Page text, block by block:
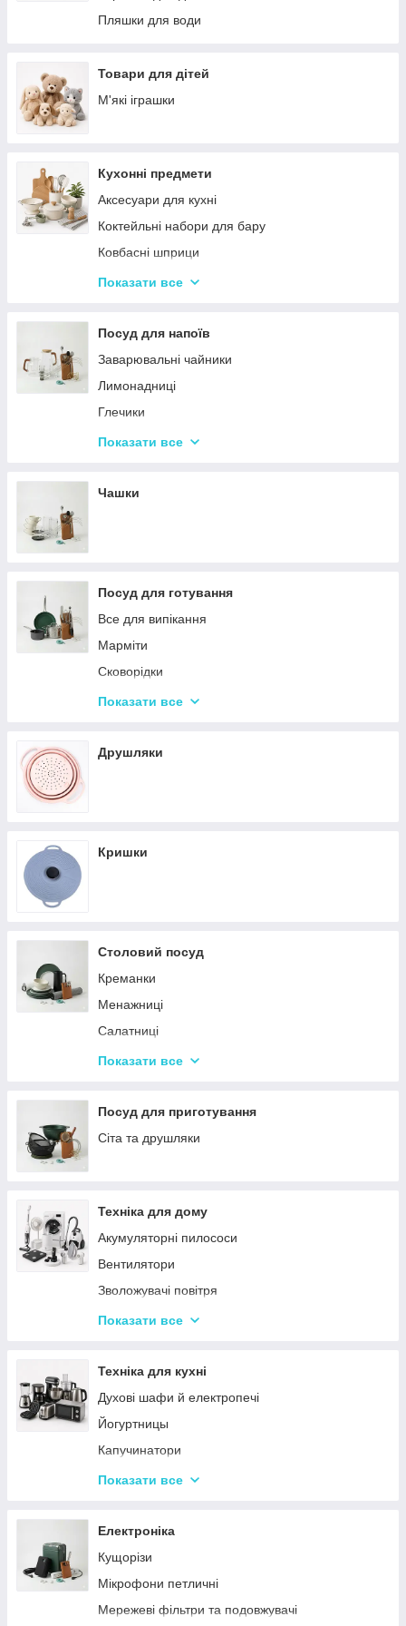
Палатки
Меблі для кемпінгу
Спальні мішки
Цукерки
Серветниці
Годинник настінний
Підсвічники
Вази для квітів
Статуетки
Пляшки для води
Товари для дітей
М'які іграшки
Кухонні предмети
Аксесуари для кухні
Коктейльні набори для бару
Ковбасні шприци
Кухонні підставки
Терки
Набори для спецій
Ємності для зберігання
Набори кухонних ножів і лопаток
Маслянки
Показати все
Посуд для напоїв
Заварювальні чайники
Лимонадниці
Глечики
Склянки
Келихи
Показати все
Чашки
Посуд для готування
Все для випікання
Марміти
Сковорідки
Ківші
Показати все
Друшляки
Кришки
Столовий посуд
Креманки
Менажниці
Салатниці
Сітки та кошики для фрі
Посуд для дітей
Сервізи
Бульйонниці
Тарілки
Показати все
Посуд для приготування
Сіта та друшляки
Техніка для дому
Акумуляторні пилососи
Вентилятори
Зволожувачі повітря
Пральні машинки
Набори для грумінгу
Машинки для видалення ковтунців
Праски
Отпариватели
Пилососи
Показати все
Техніка для кухні
Духові шафи й електропечі
Йогуртницы
Капучинатори
Інша дрібна техніка
Сендвічниці та бутербродниці
Соковичавниці
Мультиварки та скороварки
Міксери
Показати все
Електроніка
Кущорізи
Мікрофони петличні
Мережеві фільтри та подовжувачі